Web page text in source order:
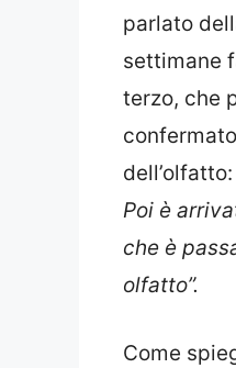
parlato
settimane
terzo, che
dell’olfatto:
Poi è
che è
olfatto”.
Come